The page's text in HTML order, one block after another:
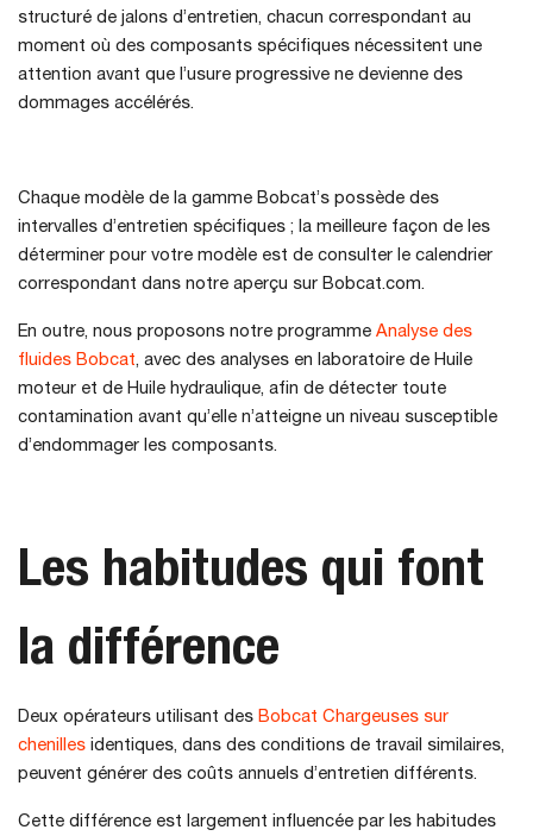
structuré de jalons d’entretien, chacun correspondant au
moment où des composants spécifiques nécessitent une
attention avant que l’usure progressive ne devienne des
dommages accélérés.
Chaque modèle de la gamme Bobcat’s possède des
intervalles d’entretien spécifiques ; la meilleure façon de les
déterminer pour votre modèle est de consulter le calendrier
correspondant dans notre aperçu sur Bobcat.com.
En outre, nous proposons notre programme Analyse des
fluides Bobcat, avec des analyses en laboratoire de Huile
moteur et de Huile hydraulique, afin de détecter toute
contamination avant qu’elle n’atteigne un niveau susceptible
d’endommager les composants.
Les habitudes qui font
la différence
Deux opérateurs utilisant des Bobcat Chargeuses sur
chenilles identiques, dans des conditions de travail similaires,
peuvent générer des coûts annuels d’entretien différents.
Cette différence est largement influencée par les habitudes